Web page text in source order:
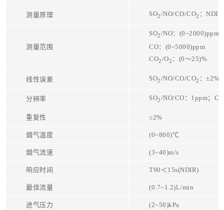
测量原理 SO2/NO/CO/CO2 ：NDIR
测量范围
SO2/NO：(0~2000)ppm
CO：(0~5000)ppm
CO2/O2 ：(0～25)%
线性误差 SO2/NO/CO/CO2 ：
分辨率 SO2/NO/CO：1ppm；CO
重复性 ≤2%
烟气温度 (0~800)℃
烟气流速 (3~40)m/s
响应时间 T90＜15s(NDIR)
最佳流量 (0.7~1.2)L/min
进气压力 (2~50)kPa